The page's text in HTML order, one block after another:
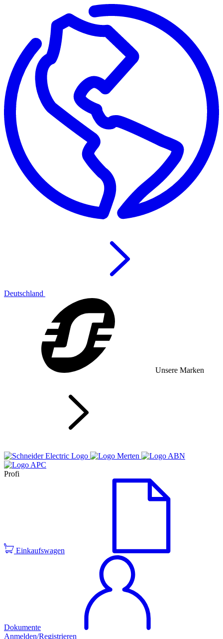
Deutschland
Unsere Marken
Profi
Einkaufswagen
Dokumente
Anmelden/Registrieren